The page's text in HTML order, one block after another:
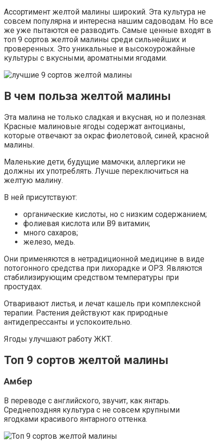
Ассортимент желтой малины широкий. Эта культура не
совсем популярна и интересна нашим садоводам. Но все
же уже пытаются ее разводить. Самые ценные входят в
топ 9 сортов желтой малины среди сильнейших и
проверенных. Это уникальные и высокоурожайные
культуры с вкусными, ароматными ягодами.
В чем польза желтой малины
Эта малина не только сладкая и вкусная, но и полезная.
Красные малиновые ягоды содержат антоцианы,
которые отвечают за окрас фиолетовой, синей, красной
малины.
Маленькие дети, будущие мамочки, аллергики не
должны их употреблять. Лучше переключиться на
желтую малину.
В ней присутствуют:
органические кислоты, но с низким содержанием;
фолиевая кислота или В9 витамин;
много сахаров;
железо, медь.
Они применяются в нетрадиционной медицине в виде
потогонного средства при лихорадке и ОРЗ. Являются
стабилизирующим средством температуры при
простудах.
Отваривают листья, и лечат кашель при комплексной
терапии. Растения действуют как природные
антидепрессанты и успокоительно.
Ягоды улучшают работу ЖКТ.
Топ 9 сортов желтой малины
Амбер
В переводе с английского, звучит, как янтарь.
Среднепоздняя культура с не совсем крупными
ягодками красивого янтарного оттенка.